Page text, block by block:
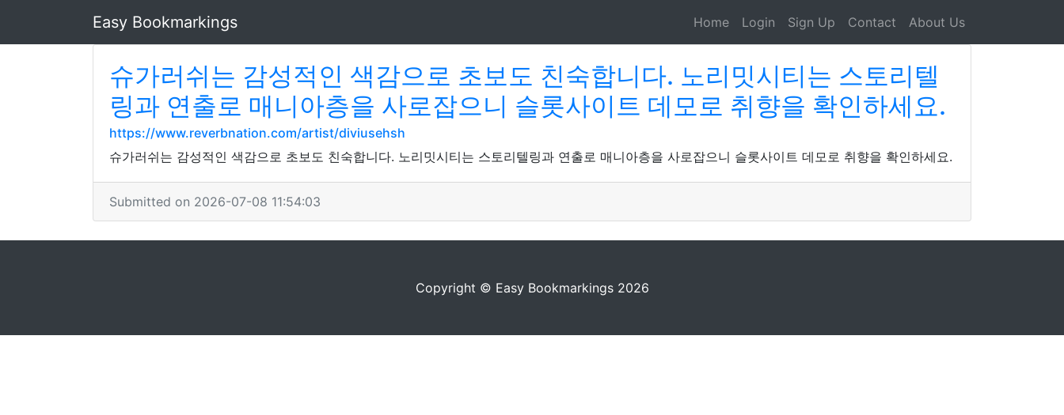
Easy Bookmarkings Home Login Sign Up Contact About Us
슈가러쉬는 감성적인 색감으로 초보도 친숙합니다. 노리밋시티는 스토리텔
링과 연출로 매니아층을 사로잡으니 슬롯사이트 데모로 취향을 확인하세요.
https://www.reverbnation.com/artist/diviusehsh
슈가러쉬는 감성적인 색감으로 초보도 친숙합니다. 노리밋시티는 스토리텔링과 연출로 매니아층을 사로잡으니 슬롯사이트 데모로 취향을 확인하세요.
Submitted on 2026-07-08 11:54:03
Copyright © Easy Bookmarkings 2026